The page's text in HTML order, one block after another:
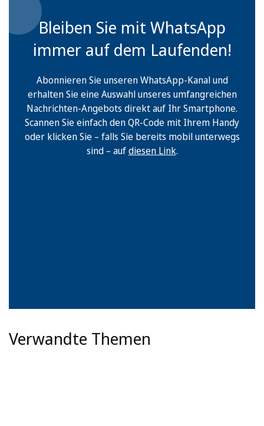
Bleiben Sie mit WhatsApp
immer auf dem Laufenden!
Abonnieren Sie unseren WhatsApp-Kanal und
erhalten Sie eine Auswahl unseres umfangreichen
Nachrichten-Angebots direkt auf Ihr Smartphone.
Scannen Sie einfach den QR-Code mit Ihrem Handy
oder klicken Sie – falls Sie bereits mobil unterwegs
sind – aufdiesen Link.
Verwandte Themen